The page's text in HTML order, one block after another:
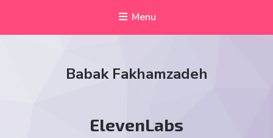
Menu
Babak Fakhamzadeh
Tag:
ElevenLabs